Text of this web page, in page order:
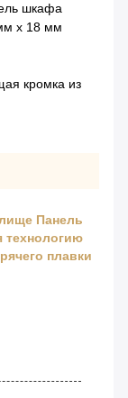
шкафа
х 18 мм
кромка из
Панель
технологию
плавки